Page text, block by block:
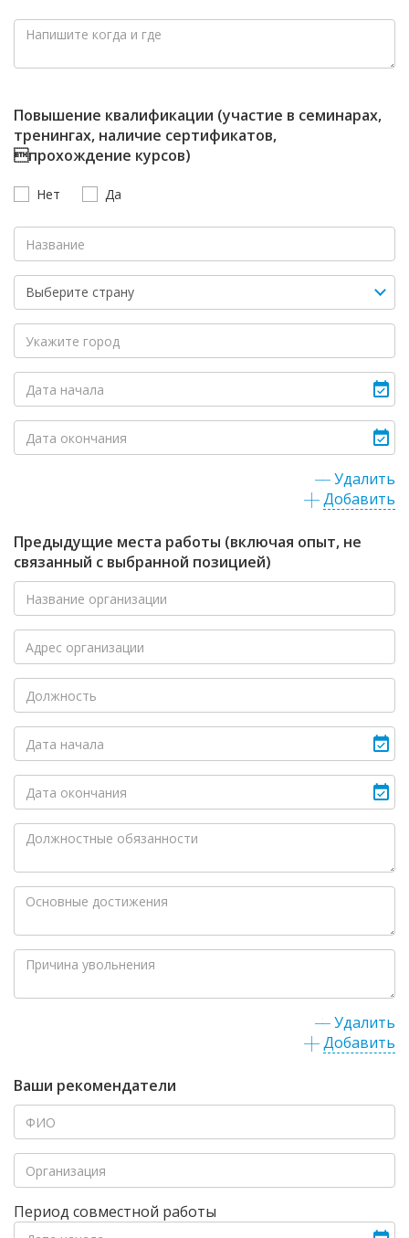
Повышение квалификации (участие в семинарах,
тренингах, наличие сертификатов,
прохождение курсов)
Нет Да
Удалить
Добавить
Предыдущие места работы (включая опыт, не
связанный с выбранной позицией)
Удалить
Добавить
Ваши рекомендатели
Период совместной работы